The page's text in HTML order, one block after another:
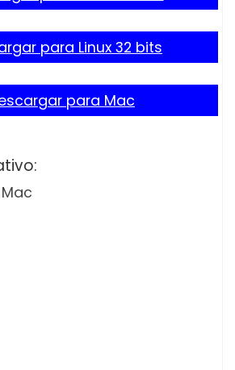
para Linux 32 bits
para Mac